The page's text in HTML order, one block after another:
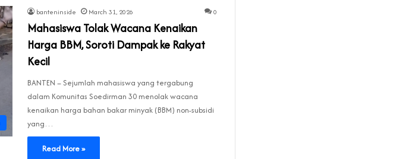
banteninside March 31, 2026 0
Mahasiswa Tolak Wacana Kenaikan
Harga BBM, Soroti Dampak ke Rakyat
Kecil
BANTEN – Sejumlah mahasiswa yang tergabung
dalam Komunitas Soedirman 30 menolak wacana
kenaikan harga bahan bakar minyak (BBM) non-subsidi
yang…
Read More »